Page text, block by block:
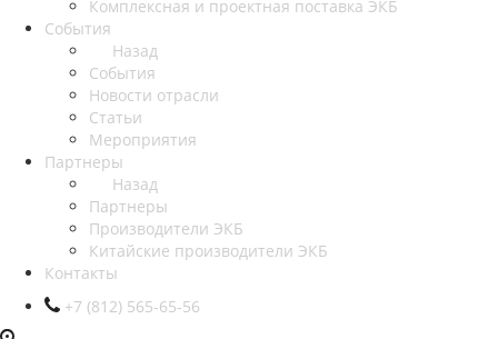
Комплексная и проектная поставка ЭКБ
События
Назад
События
Новости отрасли
Статьи
Мероприятия
Партнеры
Назад
Партнеры
Производители ЭКБ
Китайские производители ЭКБ
Контакты
+7 (812) 565-65-56